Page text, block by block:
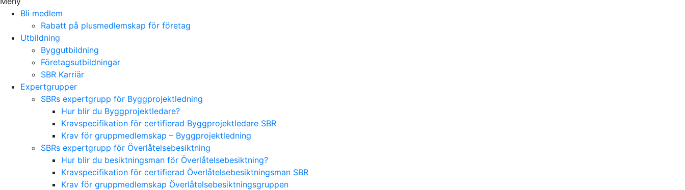
Bli medlem
Rabatt på plusmedlemskap för företag
Utbildning
Byggutbildning
Företagsutbildningar
SBR Karriär
Expertgrupper
SBRs expertgrupp för Byggprojektledning
Hur blir du Byggprojektledare?
Kravspecifikation för certifierad Byggprojektledare SBR
Krav för gruppmedlemskap – Byggprojektledning
SBRs expertgrupp för Överlåtelsebesiktning
Hur blir du besiktningsman för Överlåtelsebesiktning?
Kravspecifikation för certifierad Överlåtelsebesiktningsman SBR
Krav för gruppmedlemskap Överlåtelsebesiktningsgruppen